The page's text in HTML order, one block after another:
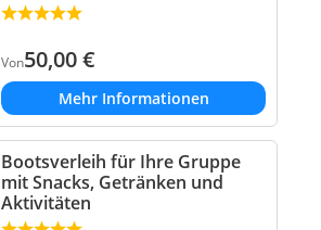
Von50,00€
Mehr Informationen
Bootsverleih für Ihre Gruppe
mit Snacks, Getränken und
Aktivitäten